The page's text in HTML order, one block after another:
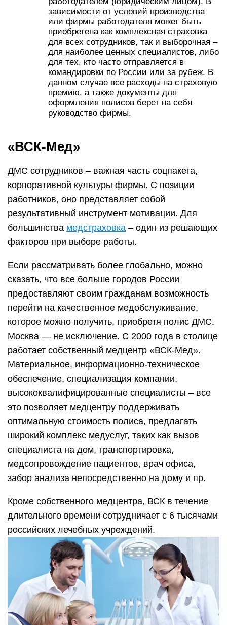
зависимости от условий производства
или фирмы работодателя может быть
приобретена как комплексная страховка
для всех сотрудников, так и выборочная –
для наиболее ценных специалистов, либо
для тех, кто часто отправляется в
командировки по России или за рубеж. В
данном случае все расходы на страховую
премию, а также документы для
оформления полисов берет на себя
руководство фирмы.
«ВСК-Мед»
ДМС сотрудников – важная часть соцпакета,
корпоративной культуры фирмы. С позиции
работников, оно представляет собой
результативный инструмент мотивации. Для
большинства медстраховка – один из решающих
факторов при выборе работы.
Если рассматривать более глобально, можно
сказать, что все больше городов России
предоставляют своим гражданам возможность
перейти на качественное медобслуживание,
которое можно получить, приобретя полис ДМС.
Москва — не исключение. С 2000 года в столице
работает собственный медцентр «ВСК-Мед».
Материальное, информационно-техническое
обеспечение, специализация компании,
высококвалифицированные специалисты – все
это позволяет медцентру поддерживать
оптимальную стоимость полиса, предлагать
широкий комплекс медуслуг, таких как вызов
специалиста на дом, транспортировка,
медсопровождение пациентов, врач офиса,
забор анализа непосредственно на дому и пр.
Кроме собственного медцентра, ВСК в течение
длительного времени сотрудничает с 6 тысячами
российских лечебных учреждений.